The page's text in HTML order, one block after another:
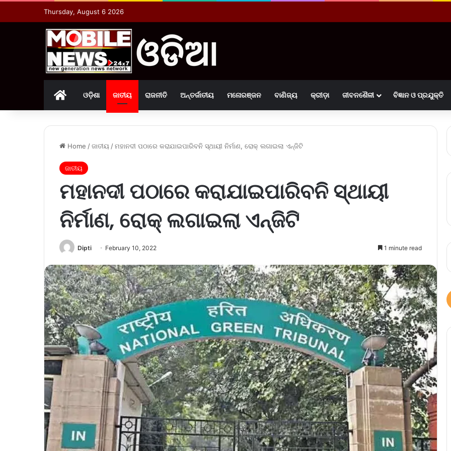
Thursday, August 6 2026
Homeଓଡ଼ିଶା ଜାତୀୟ ରାଜନୀତି ଅନ୍ତର୍ଜାତୀୟ ମନୋରଞ୍ଜନ ବାଣିଜ୍ୟ କ୍ରୀଡ଼ା ଜୀବନଶୈଳୀ ବିଜ୍ଞାନ ଓ ପ୍ରଯୁକ୍ତି
Home /ଜାତୀୟ /ମହାନଦୀ ପଠାରେ କରାଯାଇପାରିବନି ସ୍ଥାୟୀ ନିର୍ମାଣ, ରୋକ୍ ଲଗାଇଲା ଏନ୍‌ଜିଟି
ଜାତୀୟ
ମହାନଦୀ ପଠାରେ କରାଯାଇପାରିବନି ସ୍ଥାୟୀ
ନିର୍ମାଣ, ରୋକ୍ ଲଗାଇଲା ଏନ୍‌ଜିଟି
Dipti February 10, 2022 1 minute read